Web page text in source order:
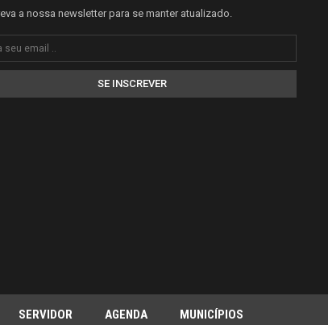
a nossa newsletter para se manter atualizado.
SE INSCREVER
SERVIDOR AGENDA MUNICÍPIOS